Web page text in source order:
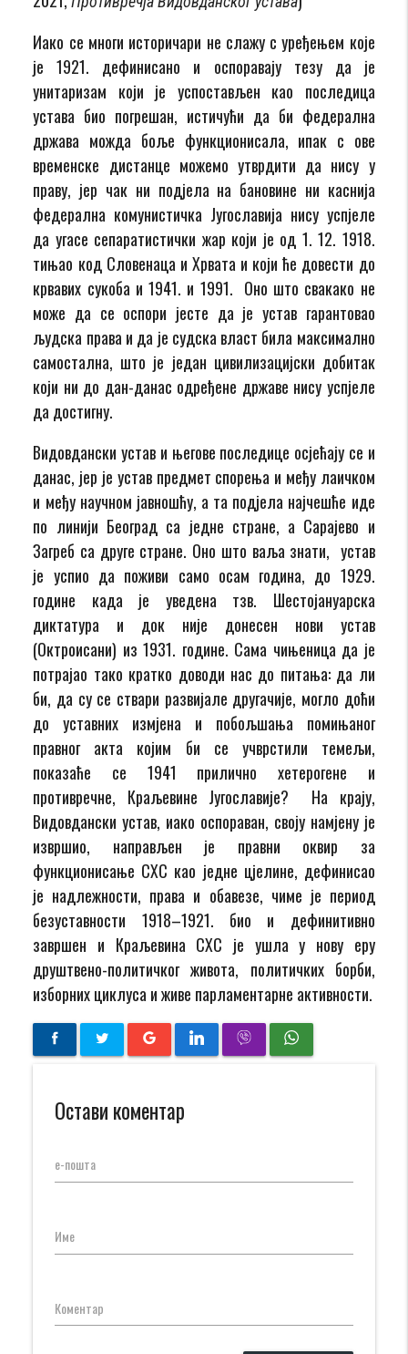
Иако се многи историчари не слажу с уређењем којe
је 1921. дефинисанo и оспоравају тезу да је
унитаризам који је успостављен као последица
устава био погрешан, истичући да би федерална
држава можда боље функционисала, ипак с ове
временске дистанце можемо утврдити да нису у
праву, јер чак ни подјела на бановине ни каснија
федерална комунистичка Југославија нису успјеле
да угасе сепаратистички жар који је од 1. 12. 1918.
тињао код Словенаца и Хрвата и који ће довести до
крвавих сукоба и 1941. и 1991. Оно што свакако не
може да се оспори јесте да је устав гарантовао
људска права и да је судска власт била максимално
самостална, што је један цивилизацијски добитак
који ни до дан-данас одређене државе нису успјеле
да достигну.
Видовдански устав и његове последице осјећају се и
данас, јер је устав предмет спорења и међу лаичком
и међу научном јавношћу, а та подјела најчешће иде
по линији Београд са једне стране, а Сарајево и
Загреб са друге стране. Оно што ваља знати, устав
је успио да поживи само осам година, до 1929.
године када је уведена тзв. Шестојануарска
диктатура и док није донесен нови устав
(Октроисани) из 1931. године. Сама чињеница да је
потрајао тако кратко доводи нас до питања: да ли
би, да су се ствари развијале другачије, могло доћи
до уставних измјена и побољшања помињаног
правног акта којим би се учврстили темељи,
показаће се 1941 прилично хетерогене и
противречне, Краљевине Југославије? На крају,
Видовдански устав, иако оспораван, своју намјену је
извршио, направљен је правни оквир за
функционисање СХС као једне цјелине, дефинисао
је надлежности, права и обавезе, чиме је период
безуставности 1918–1921. био и дефинитивно
завршен и Краљевина СХС је ушла у нову еру
друштвено-политичког живота, политичких борби,
изборних циклуса и живе парламентарне активности.
Остави коментар
е-пошта
Име
Коментар